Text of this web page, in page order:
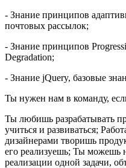
- Знание принципов
почтовых рассылок;
- Знание принципов
Degradation;
- Знание jQuery, базовые
Ты нужен нам в команду,
Ты любишь разрабатывать
учиться и развиваться;
дизайнерами творишь
его реализуешь; Ты можешь
реализации одной задачи,